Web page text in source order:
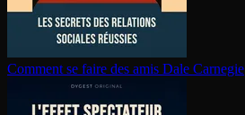
Comment se faire des amis Dale Carnegie